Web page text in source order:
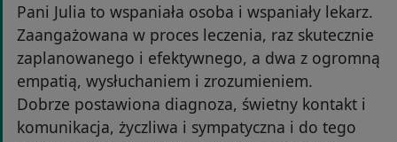
Pani Julia to wspaniała osoba i wspaniały lekarz.
Zaangażowana w proces leczenia, raz skutecznie
zaplanowanego i efektywnego, a dwa z ogromną
empatią, wysłuchaniem i zrozumieniem.
Dobrze postawiona diagnoza, świetny kontakt i
komunikacja, życzliwa i sympatyczna i do tego